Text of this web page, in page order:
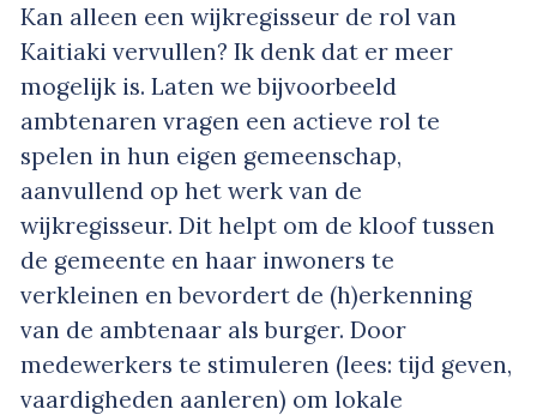
Kan alleen een wijkregisseur de rol van
Kaitiaki vervullen? Ik denk dat er meer
mogelijk is. Laten we bijvoorbeeld
ambtenaren vragen een actieve rol te
spelen in hun eigen gemeenschap,
aanvullend op het werk van de
wijkregisseur. Dit helpt om de kloof tussen
de gemeente en haar inwoners te
verkleinen en bevordert de (h)erkenning
van de ambtenaar als burger. Door
medewerkers te stimuleren (lees: tijd geven,
vaardigheden aanleren) om lokale